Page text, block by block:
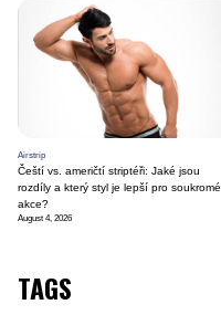
Airstrip
Čeští vs. američtí striptéři: Jaké jsou
rozdíly a který styl je lepší pro soukromé
akce?
August 4, 2026
TAGS